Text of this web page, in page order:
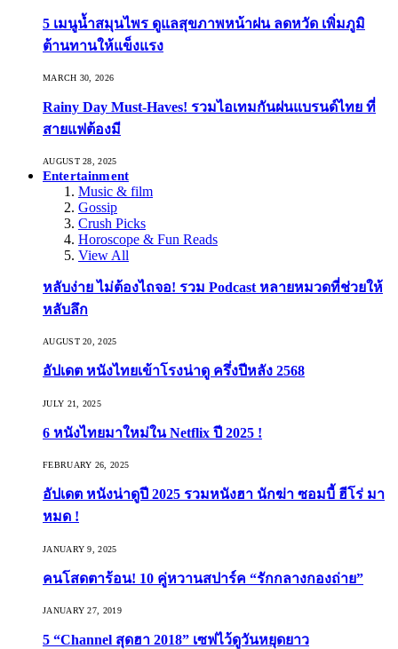
5 เมนูน้ำสมุนไพร ดูแลสุขภาพหน้าฝน ลดหวัด เพิ่มภูมิ
ต้านทานให้แข็งแรง
MARCH 30, 2026
Rainy Day Must-Haves! รวมไอเทมกันฝนแบรนด์ไทย ที่
สายแฟต้องมี
AUGUST 28, 2025
Entertainment
Music & film
Gossip
Crush Picks
Horoscope & Fun Reads
View All
หลับง่าย ไม่ต้องไถจอ! รวม Podcast หลายหมวดที่ช่วยให้
หลับลึก
AUGUST 20, 2025
อัปเดต หนังไทยเข้าโรงน่าดู ครึ่งปีหลัง 2568
JULY 21, 2025
6 หนังไทยมาใหม่ใน Netflix ปี 2025 !
FEBRUARY 26, 2025
อัปเดต หนังน่าดูปี 2025 รวมหนังฮา นักฆ่า ซอมบี้ ฮีโร่ มา
หมด !
JANUARY 9, 2025
คนโสดตาร้อน! 10 คู่หวานสปาร์ค “รักกลางกองถ่าย”
JANUARY 27, 2019
5 “Channel สุดฮา 2018” เซฟไว้ดูวันหยุดยาว